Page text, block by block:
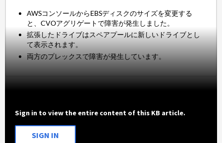
AWSコンソールからEBSディスクのサイズを変更する
と、CVOアグリゲートで障害が発生しました。
拡張したドライブはスペアプールに新しいドライブとし
て表示されます。
両方のプレックスで障害が発生しています。
Sign in to view the entire content of this KB article.
SIGN IN